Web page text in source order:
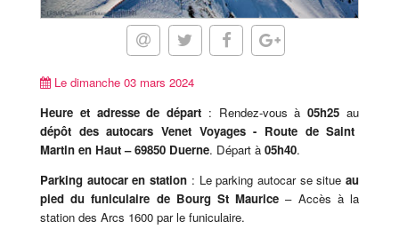
Le dimanche 03 mars 2024
Heure et adresse de départ : Rendez-vous à05h25au
dépôt des autocars Venet Voyages - Route de Saint
Martin en Haut – 69850 Duerne. Départ à 05h40.
Parking autocar en station : Le parking autocar se situeau
pied du funiculaire de Bourg St Maurice – Accès à la
station des Arcs 1600 par le funiculaire.